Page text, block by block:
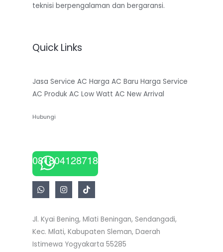
teknisi berpengalaman dan bergaransi.
Quick Links
Jasa Service AC Harga AC Baru Harga Service
AC Produk AC Low Watt AC New Arrival
Hubungi
081804128718
Jl. Kyai Bening, Mlati Beningan, Sendangadi,
Kec. Mlati, Kabupaten Sleman, Daerah
Istimewa Yogyakarta 55285